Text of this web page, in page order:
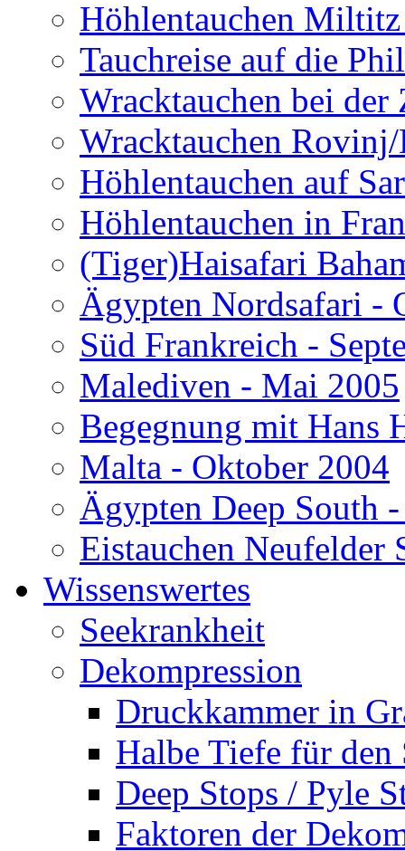
Höhlentauchen
Tauchreise auf die
Wracktauchen bei der
Wracktauchen
Höhlentauchen auf
Höhlentauchen in
(Tiger)Haisafari
Ägypten Nordsafari -
Süd Frankreich -
Malediven - Mai 2005
Begegnung mit Hans
Malta - Oktober 2004
Ägypten Deep South
Eistauchen Neufelder
Wissenswertes
Seekrankheit
Dekompression
Druckkammer in
Halbe Tiefe für den
Deep Stops / Pyle
Faktoren der